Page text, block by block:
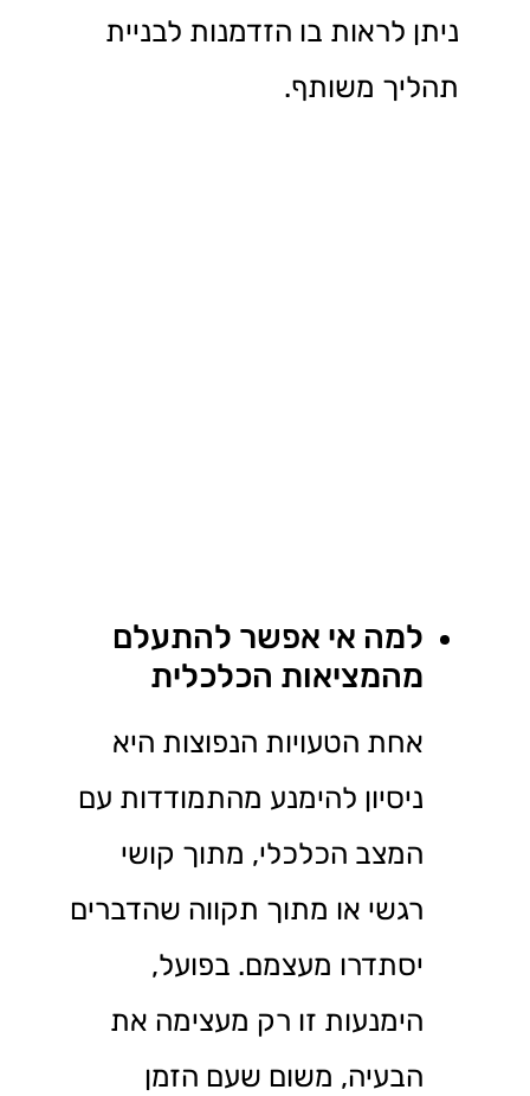
ניתן לראות בו הזדמנות לבניית
תהליך משותף.
למה אי אפשר להתעלם
מהמציאות הכלכלית
אחת הטעויות הנפוצות היא
ניסיון להימנע מהתמודדות עם
המצב הכלכלי, מתוך קושי
רגשי או מתוך תקווה שהדברים
יסתדרו מעצמם. בפועל,
הימנעות זו רק מעצימה את
הבעיה, משום שעם הזמן